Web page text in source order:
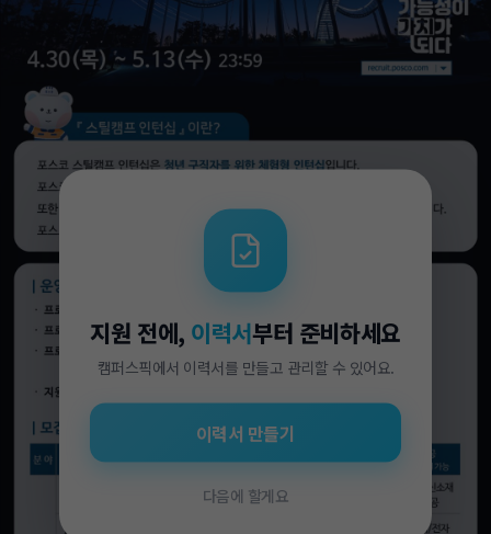
지원 전에, 이력서부터 준비하세요
캠퍼스픽에서 이력서를 만들고 관리할 수 있어요.
이력서 만들기
다음에 할게요